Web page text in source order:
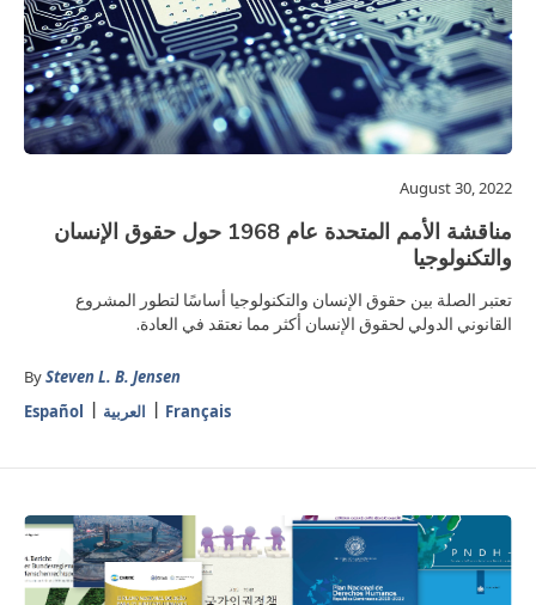
August 30, 2022
مناقشة الأمم المتحدة عام 1968 حول حقوق الإنسان
والتكنولوجيا
تعتبر الصلة بين حقوق الإنسان والتكنولوجيا أساسًا لتطور المشروع
القانوني الدولي لحقوق الإنسان أكثر مما نعتقد في العادة.
BySteven L. B. Jensen
Español
العربية Français